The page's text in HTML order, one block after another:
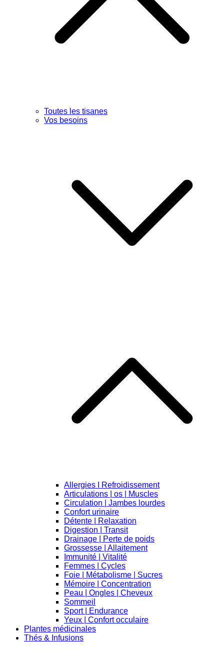
Toutes les tisanes
Vos besoins
Allergies I Refroidissement
Articulations | os | Muscles
Circulation | Jambes lourdes
Confort urinaire
Détente | Relaxation
Digestion | Transit
Drainage | Perte de poids
Grossesse | Allaitement
Immunité | Vitalité
Femmes | Cycles
Foie | Métabolisme | Sucres
Mémoire | Concentration
Peau | Ongles | Cheveux
Sommeil
Sport | Endurance
Yeux | Confort occulaire
Plantes médicinales
Thés & Infusions